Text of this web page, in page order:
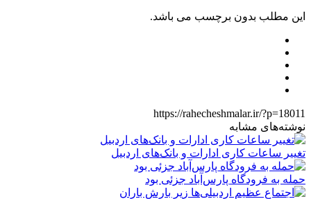
این مطلب بدون برچسب می باشد.
https://rahecheshmalar.ir/?p=18011
نوشته‌های مشابه
تغییر ساعات کاری ادارات و بانک‌های اردبیل
حمله به فرودگاه پارس‌‌آباد جزئی بود